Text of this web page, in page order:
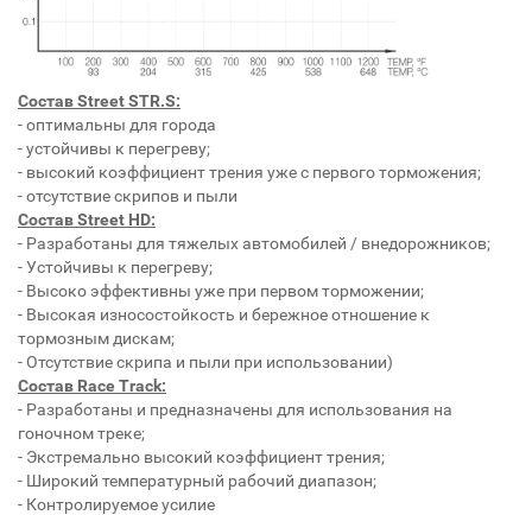
Состав Street STR.S:
- оптимальны для города
- устойчивы к перегреву;
- высокий коэффициент трения уже с первого торможения;
- отсутствие скрипов и пыли
Состав Street HD:
- Разработаны для тяжелых автомобилей / внедорожников;
- Устойчивы к перегреву;
- Высоко эффективны уже при первом торможении;
- Высокая износостойкость и бережное отношение к
тормозным дискам;
- Отсутствие скрипа и пыли при использовании)
Состав Race Track:
- Разработаны и предназначены для использования на
гоночном треке;
- Экстремально высокий коэффициент трения;
- Широкий температурный рабочий диапазон;
- Контролируемое усилие